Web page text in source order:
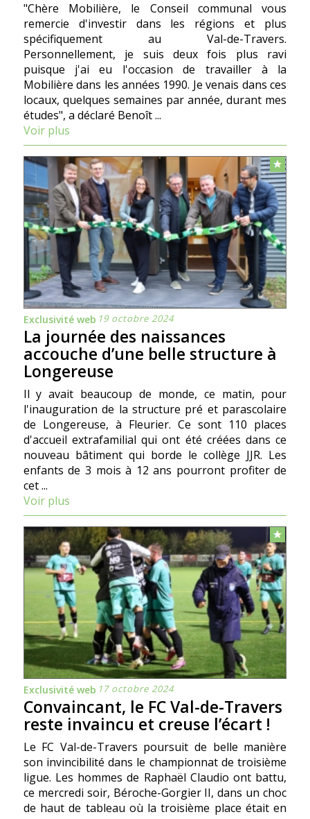
"Chère Mobilière, le Conseil communal vous
remercie d'investir dans les régions et plus
spécifiquement au Val-de-Travers.
Personnellement, je suis deux fois plus ravi
puisque j'ai eu l'occasion de travailler à la
Mobilière dans les années 1990. Je venais dans ces
locaux, quelques semaines par année, durant mes
études", a déclaré Benoît ...
Voir plus
Exclusivité web 19 octobre 2024
La journée des naissances
accouche d’une belle structure à
Longereuse
Il y avait beaucoup de monde, ce matin, pour
l'inauguration de la structure pré et parascolaire
de Longereuse, à Fleurier. Ce sont 110 places
d'accueil extrafamilial qui ont été créées dans ce
nouveau bâtiment qui borde le collège JJR. Les
enfants de 3 mois à 12 ans pourront profiter de
cet ...
Voir plus
Exclusivité web 17 octobre 2024
Convaincant, le FC Val-de-Travers
reste invaincu et creuse l’écart !
Le FC Val-de-Travers poursuit de belle manière
son invincibilité dans le championnat de troisième
ligue. Les hommes de Raphaël Claudio ont battu,
ce mercredi soir, Béroche-Gorgier II, dans un choc
de haut de tableau où la troisième place était en